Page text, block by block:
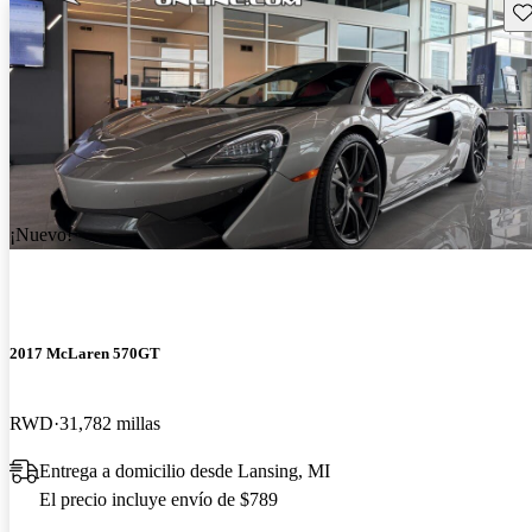
¡Nuevo!
2017 McLaren 570GT
RWD 31,782 millas
Entrega a domicilio desde Lansing, MI
El precio incluye envío de $789